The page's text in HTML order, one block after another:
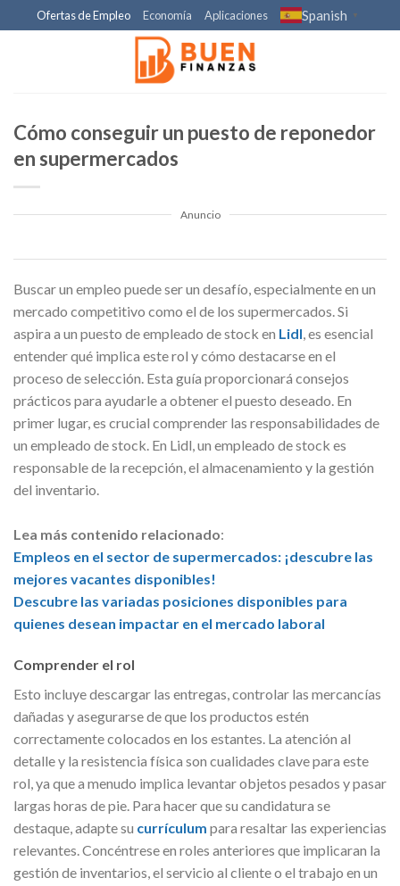
to
Ofertas de Empleo Economía Aplicaciones Spanish ▼
Cómo conseguir un puesto de reponedor
en supermercados
Anuncio
Buscar un empleo puede ser un desafío, especialmente en un
mercado competitivo como el de los supermercados. Si
aspira a un puesto de empleado de stock en Lidl, es esencial
entender qué implica este rol y cómo destacarse en el
proceso de selección. Esta guía proporcionará consejos
prácticos para ayudarle a obtener el puesto deseado. En
primer lugar, es crucial comprender las responsabilidades de
un empleado de stock. En Lidl, un empleado de stock es
responsable de la recepción, el almacenamiento y la gestión
del inventario.
Lea más contenido relacionado:
Empleos en el sector de supermercados: ¡descubre las
mejores vacantes disponibles!
Descubre las variadas posiciones disponibles para
quienes desean impactar en el mercado laboral
Comprender el rol
Esto incluye descargar las entregas, controlar las mercancías
dañadas y asegurarse de que los productos estén
correctamente colocados en los estantes. La atención al
detalle y la resistencia física son cualidades clave para este
rol, ya que a menudo implica levantar objetos pesados y pasar
largas horas de pie. Para hacer que su candidatura se
destaque, adapte su currículum para resaltar las experiencias
relevantes. Concéntrese en roles anteriores que implicaran la
gestión de inventarios, el servicio al cliente o el trabajo en un